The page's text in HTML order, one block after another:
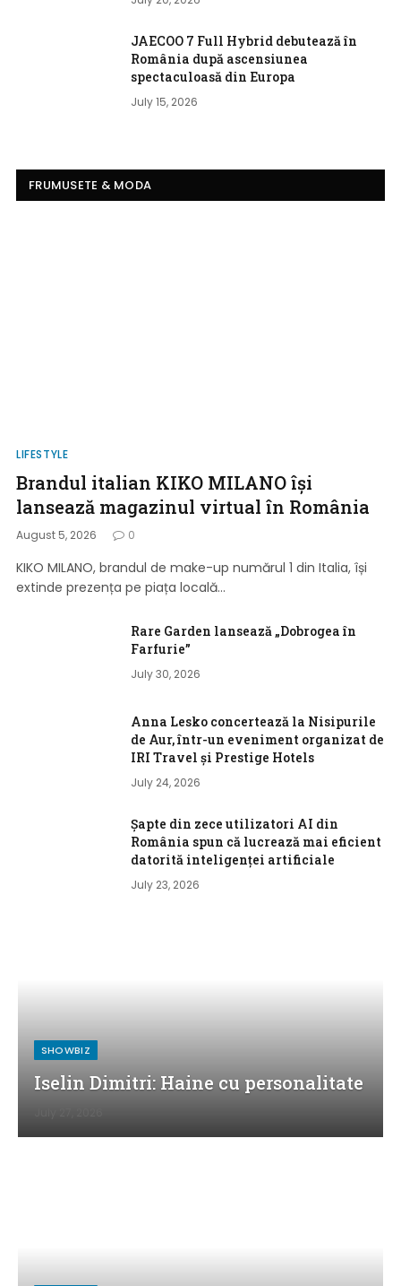
JAECOO 7 Full Hybrid debutează în
România după ascensiunea
spectaculoasă din Europa
July 15, 2026
FRUMUSETE & MODA
LIFESTYLE
Brandul italian KIKO MILANO își
lansează magazinul virtual în România
August 5, 2026 0
KIKO MILANO, brandul de make-up numărul 1 din Italia, își
extinde prezența pe piața locală…
Rare Garden lansează „Dobrogea în
Farfurie”
July 30, 2026
Anna Lesko concertează la Nisipurile
de Aur, într-un eveniment organizat de
IRI Travel și Prestige Hotels
July 24, 2026
Șapte din zece utilizatori AI din
România spun că lucrează mai eficient
datorită inteligenței artificiale
July 23, 2026
SHOWBIZ
Iselin Dimitri: Haine cu personalitate